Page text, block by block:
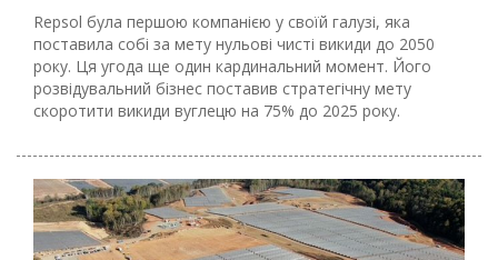
Repsol була першою компанією у своїй галузі, яка
поставила собі за мету нульові чисті викиди до 2050
року. Ця угода ще один кардинальний момент. Його
розвідувальний бізнес поставив стратегічну мету
скоротити викиди вуглецю на 75% до 2025 року.